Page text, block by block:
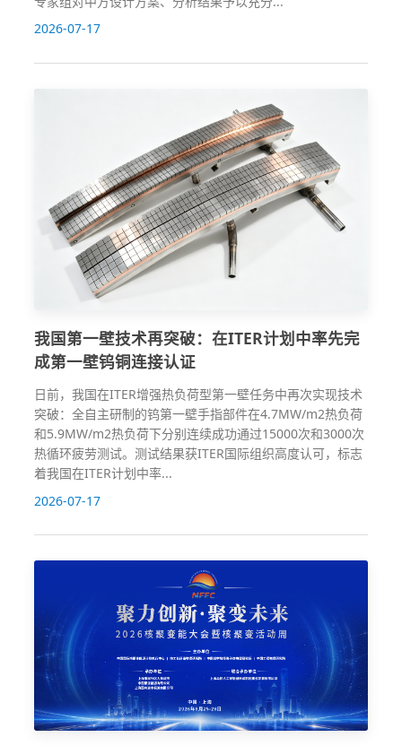
2026-07-17
我国第一壁技术再突破：在ITER计划中率先完
成第一壁钨铜连接认证
日前，我国在ITER增强热负荷型第一壁任务中再次实现技术
突破：全自主研制的钨第一壁手指部件在4.7MW/m2热负荷
和5.9MW/m2热负荷下分别连续成功通过15000次和3000次
热循环疲劳测试。测试结果获ITER国际组织高度认可，标志
着我国在ITER计划中率...
2026-07-17